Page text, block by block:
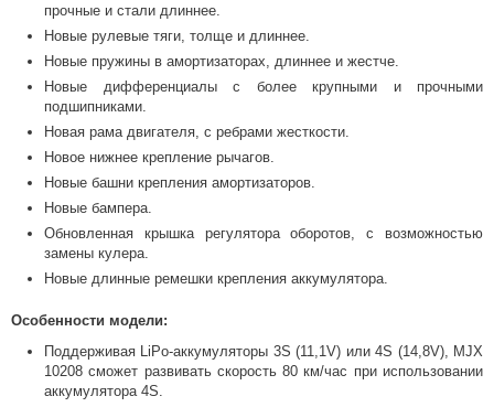
прочные и стали длиннее.
Новые рулевые тяги, толще и длиннее.
Новые пружины в амортизаторах, длиннее и жестче.
Новые дифференциалы с более крупными и прочными
подшипниками.
Новая рама двигателя, с ребрами жесткости.
Новое нижнее крепление рычагов.
Новые башни крепления амортизаторов.
Новые бампера.
Обновленная крышка регулятора оборотов, с возможностью
замены кулера.
Новые длинные ремешки крепления аккумулятора.
Особенности модели:
Поддерживая LiPo-аккумуляторы 3S (11,1V) или 4S (14,8V), MJX
10208 сможет развивать скорость 80 км/час при использовании
аккумулятора 4S.